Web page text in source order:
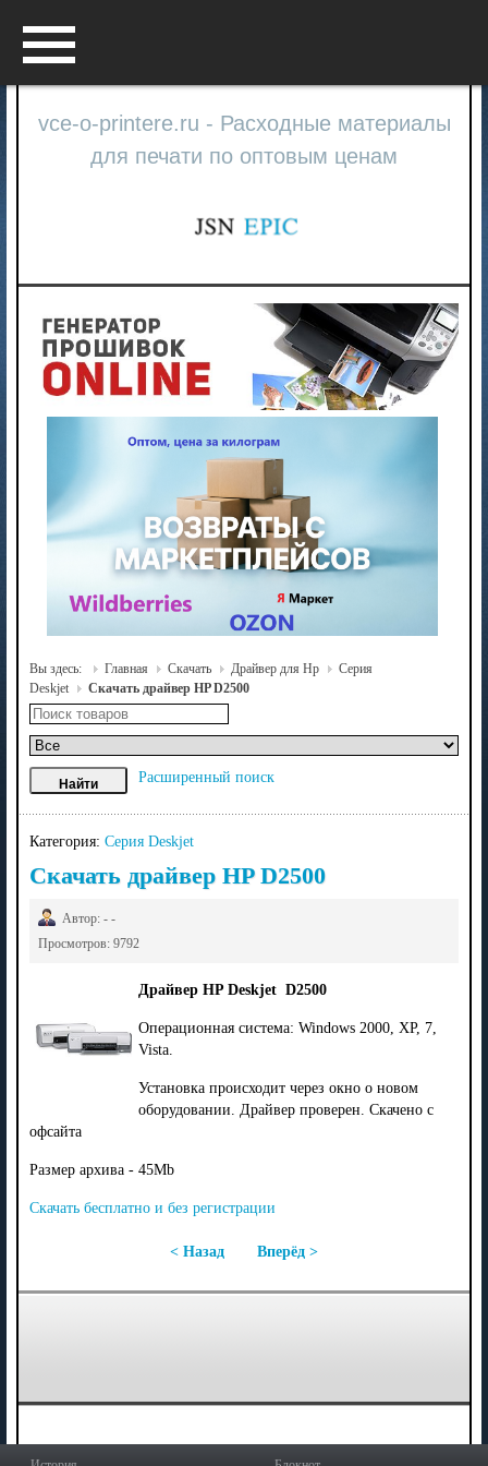
vce-o-printere.ru - Расходные материалы
для печати по оптовым ценам
Вы здесь: Главная Скачать Драйвер для Hp
Серия
Deskjet
Скачать драйвер HP D2500
Расширенный поиск
Категория: Серия Deskjet
Скачать драйвер HP D2500
Автор: - -
Просмотров: 9792
Драйвер HP Deskjet D2500
Операционная система: Windows 2000, XP, 7,
Vista.
Установка происходит через окно о новом
оборудовании. Драйвер проверен. Скачено с
офсайта
Размер архива - 45Mb
Скачать бесплатно и без регистрации
< Назад Вперёд >